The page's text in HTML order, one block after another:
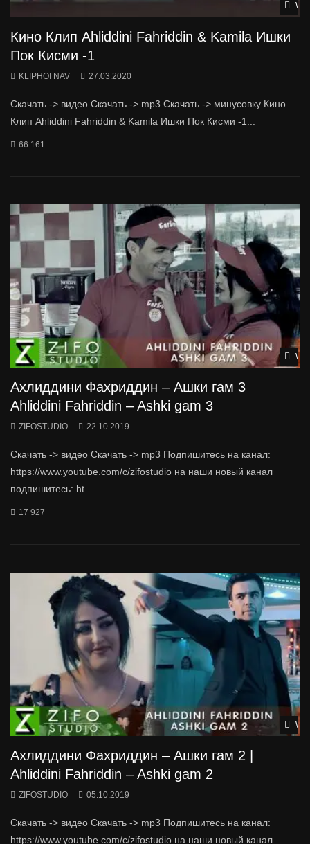
Кино Клип Ahliddini Fahriddin & Kamila Ишки
Пок Кисми -1
KLIPHOI NAV 27.03.2020
Скачать -> видео Скачать -> mp3 Скачать -> минусовку Кино
Клип Ahliddini Fahriddin & Kamila Ишки Пок Кисми -1...
66 161
Ахлиддини Фахриддин – Ашки гам 3
Ahliddini Fahriddin – Ashki gam 3
ZIFOSTUDIO 22.10.2019
Скачать -> видео Скачать -> mp3 Подпишитесь на канал:
https://www.youtube.com/c/zifostudio на наши новый канал
подпишитесь: ht...
17 927
Ахлиддини Фахриддин – Ашки гам 2 |
Ahliddini Fahriddin – Ashki gam 2
ZIFOSTUDIO 05.10.2019
Скачать -> видео Скачать -> mp3 Подпишитесь на канал:
https://www.youtube.com/c/zifostudio на наши новый канал